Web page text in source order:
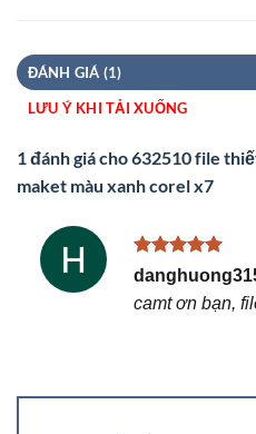
ĐÁNH GIÁ (1)
LƯU Ý KHI TẢI XUỐNG
1 đánh giá cho632510 file
maket màu xanh corel x7
Được xếp
hạng55
sao
camt ơn bạn,